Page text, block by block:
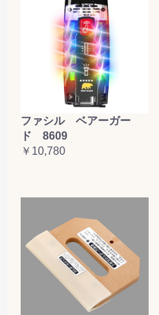
ファシル ベアーガー
ド 8609
￥10,780